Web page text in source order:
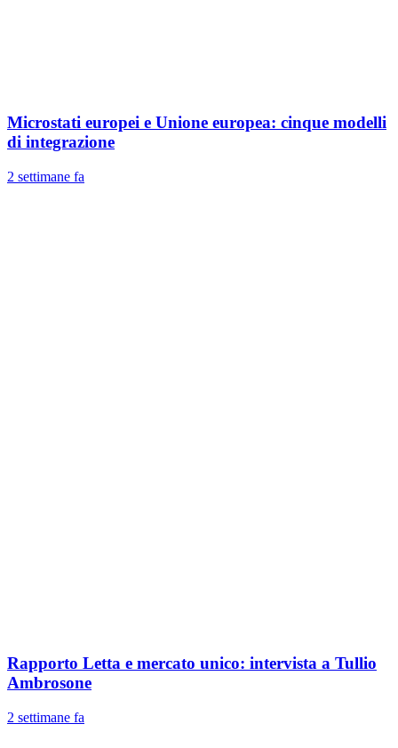
Microstati europei e Unione europea: cinque modelli
di integrazione
2 settimane fa
Rapporto Letta e mercato unico: intervista a Tullio
Ambrosone
2 settimane fa